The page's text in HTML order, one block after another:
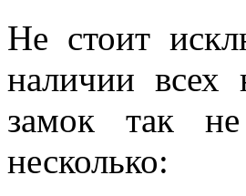
Не стоит
наличии всех
замок так
несколько: